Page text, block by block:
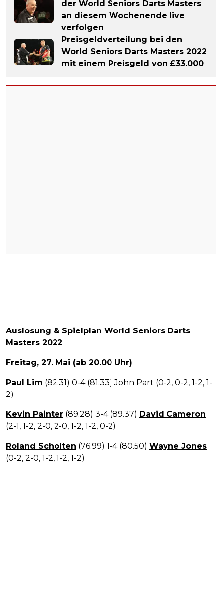
der World Seniors Darts Masters
an diesem Wochenende live
verfolgen
Preisgeldverteilung bei den
World Seniors Darts Masters 2022
mit einem Preisgeld von £33.000
Auslosung & Spielplan World Seniors Darts
Masters 2022
Freitag, 27. Mai (ab 20.00 Uhr)
Paul Lim (82.31) 0-4 (81.33) John Part (0-2, 0-2, 1-2, 1-
2)
Kevin Painter (89.28) 3-4 (89.37) David Cameron
(2-1, 1-2, 2-0, 2-0, 1-2, 1-2, 0-2)
Roland Scholten (76.99) 1-4 (80.50) Wayne Jones
(0-2, 2-0, 1-2, 1-2, 1-2)